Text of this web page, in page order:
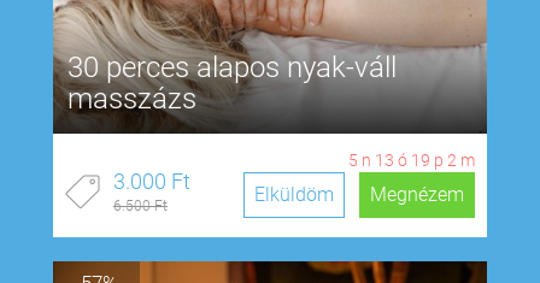
30 perces alapos nyak-váll
masszázs
5 n 13 ó 19 p 1 m
3.000 Ft
6.500 Ft Megnézem
Elküldöm